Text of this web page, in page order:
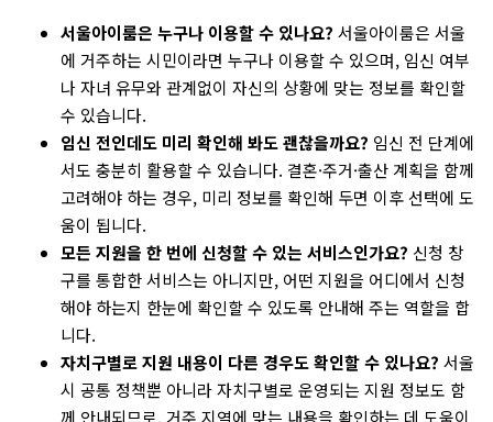
서울아이룸은 누구나 이용할 수 있나요? 서울아이룸은 서울
에 거주하는 시민이라면 누구나 이용할 수 있으며, 임신 여부
나 자녀 유무와 관계없이 자신의 상황에 맞는 정보를 확인할
수 있습니다.
임신 전인데도 미리 확인해 봐도 괜찮을까요? 임신 전 단계에
서도 충분히 활용할 수 있습니다. 결혼·주거·출산 계획을 함께
고려해야 하는 경우, 미리 정보를 확인해 두면 이후 선택에 도
움이 됩니다.
모든 지원을 한 번에 신청할 수 있는 서비스인가요? 신청 창
구를 통합한 서비스는 아니지만, 어떤 지원을 어디에서 신청
해야 하는지 한눈에 확인할 수 있도록 안내해 주는 역할을 합
니다.
자치구별로 지원 내용이 다른 경우도 확인할 수 있나요? 서울
시 공통 정책뿐 아니라 자치구별로 운영되는 지원 정보도 함
께 안내되므로, 거주 지역에 맞는 내용을 확인하는 데 도움이